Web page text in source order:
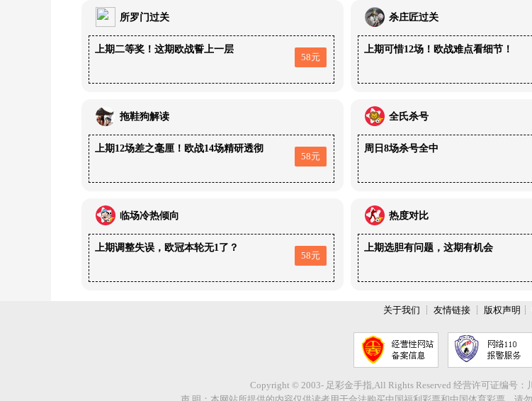
所罗门过关
上期二等奖！这期欧战誓上一层
58元
杀庄匠过关
上期可惜12场！欧战难点看细节！
拖鞋狗解读
上期12场差之毫厘！欧战14场精研透彻
58元
全氏杀号
周日8场杀号全中
临场冷热倾向
上期调整失误，欧冠本轮无1了？
58元
热度对比
上期选胆有问题，这期有机会
关于我们 ┊ 友情链接 ┊ 版权声明 ┊
Copyright © 2003- 足彩金手指,All Rights Reserved 经营许可证编号